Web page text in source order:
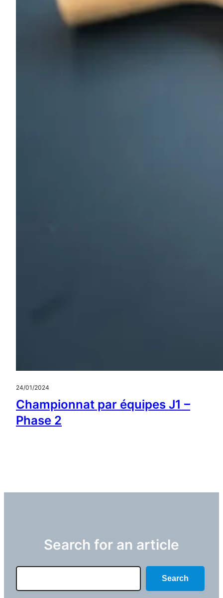
24/01/2024
Championnat par équipes J1 –
Phase 2
Search for an article
Search